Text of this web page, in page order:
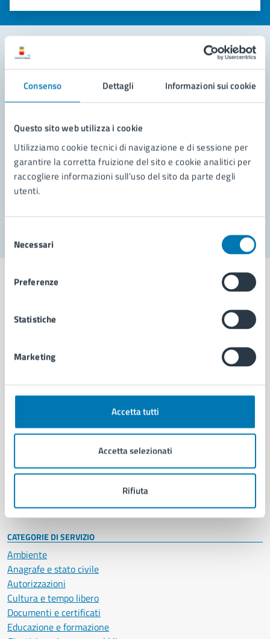
Consenso Dettagli Informazioni sui cookie
Questo sito web utilizza i cookie
Utilizziamo cookie tecnici di navigazione e di sessione per
garantire la corretta fruizione del sito e cookie analitici per
raccogliere informazioni sull'uso del sito da parte degli
utenti.
delNecessari
Preferenze
Statistiche
Marketing
Accetta tutti
Accetta selezionati
Rifiuta
Valuta 5 stelle su 5
Valuta 4 stelle su 5
Valuta 3 stelle su 5
Valuta 2 stelle su 5
Valuta 1 stelle su 5
Leggi le domande frequenti
Richiedi assistenza
Prenota appuntamento
Problemi in città
Comune di Napoli
AMMINISTRAZIONE
Organi di governo
Enti e fondazioni
Personale amministrativo
Intranet, posta aziendale e protocollo
CATEGORIE DI SERVIZIO
Ambiente
Anagrafe e stato civile
Autorizzazioni
Cultura e tempo libero
Documenti e certificati
Educazione e formazione